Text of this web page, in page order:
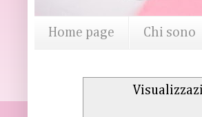
Home page Chi sono